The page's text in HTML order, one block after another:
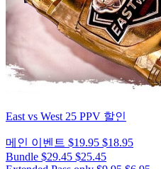
East vs West 25 PPV 할인
메인 이벤트 $19.95 $18.95
Bundle $29.45 $25.45